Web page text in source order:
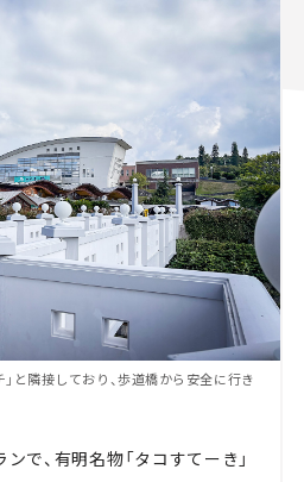
と隣接しており、歩道橋から安全に行き
で、有明名物「タコすてーき」